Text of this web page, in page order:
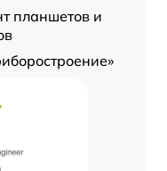
планшетов и